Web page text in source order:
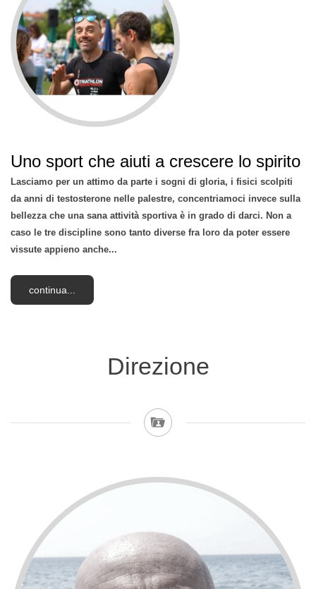
Uno sport che aiuti a crescere lo spirito
Lasciamo per un attimo da parte i sogni di gloria, i fisici scolpiti
da anni di testosterone nelle palestre, concentriamoci invece sulla
bellezza che una sana attività sportiva è in grado di darci. Non a
caso le tre discipline sono tanto diverse fra loro da poter essere
vissute appieno anche...
continua...
Direzione